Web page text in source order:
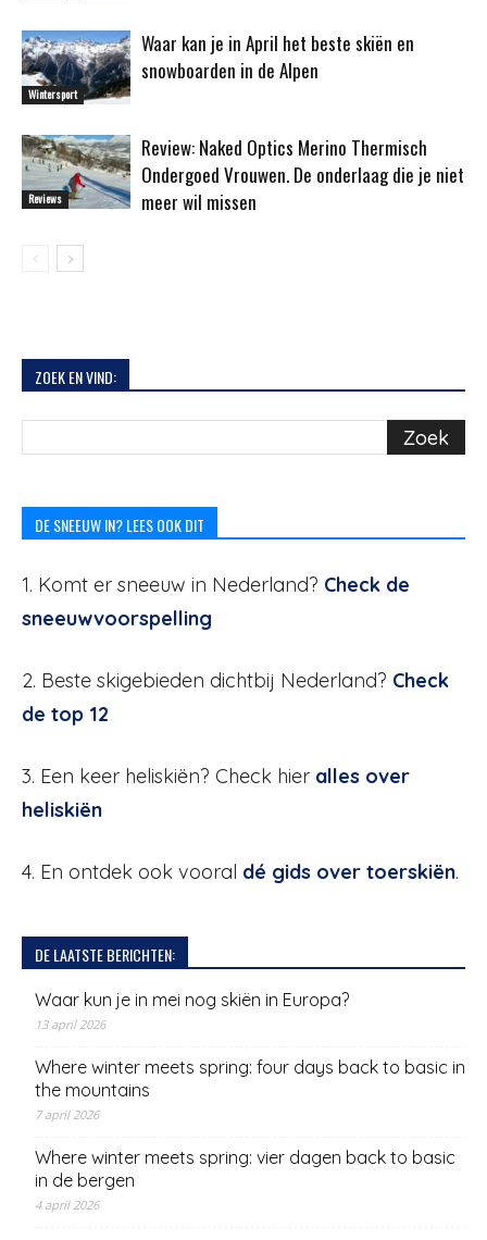
Wintersport
Waar kan je in April het beste skiën en
snowboarden in de Alpen
Reviews
Review: Naked Optics Merino Thermisch
Ondergoed Vrouwen. De onderlaag die je niet
meer wil missen
ZOEK EN VIND:
DE SNEEUW IN? LEES OOK DIT
1. Komt er sneeuw in Nederland? Check de
sneeuwvoorspelling
2. Beste skigebieden dichtbij Nederland? Check
de top 12
3. Een keer heliskiën? Check hier alles over
heliskiën
4. En ontdek ook vooral dé gids over toerskiën.
DE LAATSTE BERICHTEN:
Waar kun je in mei nog skiën in Europa?
13 april 2026
Where winter meets spring: four days back to basic in
the mountains
7 april 2026
Where winter meets spring: vier dagen back to basic
in de bergen
4 april 2026